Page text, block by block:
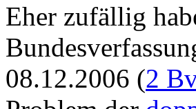
Eher zufällig
08.12.2006 (2